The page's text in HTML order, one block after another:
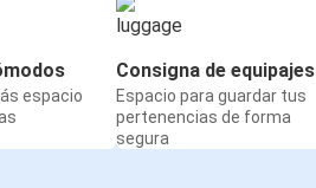
espacio
Consigna de equipajes
Espacio para guardar tus
pertenencias de forma
segura